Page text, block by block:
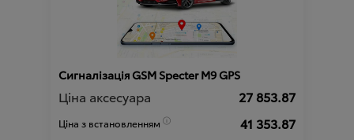
Сигналізація GSM Specter M9 GPS
Ціна аксесуара 27 853.87
Ціна з встановленням 41 353.87